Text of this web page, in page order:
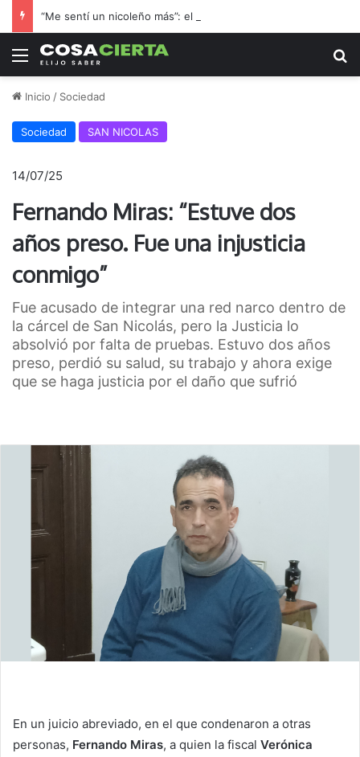
Menú
Inicio / Sociedad
Sociedad SAN NICOLAS
14/07/25
Fernando Miras: “Estuve dos
años preso. Fue una injusticia
conmigo”
Fue acusado de integrar una red narco dentro de
la cárcel de San Nicolás, pero la Justicia lo
absolvió por falta de pruebas. Estuvo dos años
preso, perdió su salud, su trabajo y ahora exige
que se haga justicia por el daño que sufrió
En un juicio abreviado, en el que condenaron a otras
personas, Fernando Miras, a quien la fiscal Verónica